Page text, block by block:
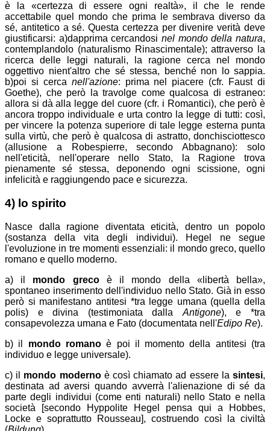
è la certezza di essere ogni realtà , il che le rende
accettabile quel mondo che prima le sembrava diverso da
sé, antitetico a sé. Questa certezza per divenire verità deve
giustificarsi: a)dapprima cercandosi nel mondo della natura,
contemplandolo (naturalismo Rinascimentale); attraverso la
ricerca delle leggi naturali, la ragione cerca nel mondo
oggettivo nient'altro che sé stessa, benché non lo sappia.
b)poi si cerca nell'azione: prima nel piacere (cfr. Faust di
Goethe), che però la travolge come qualcosa di estraneo:
allora si dà alla legge del cuore (cfr. i Romantici), che però è
ancora troppo individuale e urta contro la legge di tutti: così,
per vincere la potenza superiore di tale legge esterna punta
sulla virtù, che però è qualcosa di astratto, donchisciottesco
(allusione a Robespierre, secondo Abbagnano): solo
nell'eticità, nell'operare nello Stato, la Ragione trova
pienamente sé stessa, deponendo ogni scissione, ogni
infelicità e raggiungendo pace e sicurezza.
4) lo spirito
Nasce dalla ragione diventata eticità, dentro un popolo
(sostanza della vita degli individui). Hegel ne segue
l'evoluzione in tre momenti essenziali: il mondo greco, quello
romano e quello moderno.
a) il mondo grecoè il mondo della libertà bella ,
spontaneo inserimento dell'individuo nello Stato. Già in esso
però si manifestano antitesi *tra legge umana (quella della
polis) e divina (testimoniata dalla Antigone), e *tra
consapevolezza umana e Fato (documentata nell'Edipo Re).
b) il mondo romanoè poi il momento della antitesi (tra
individuo e legge universale).
c) il mondo modernoè così chiamato ad essere lasintesi,
destinata ad aversi quando avverrà l'alienazione di sé da
parte degli individui (come enti naturali) nello Stato e nella
società [secondo Hyppolite Hegel pensa qui a Hobbes,
Locke e soprattutto Rousseau], costruendo così la civiltà